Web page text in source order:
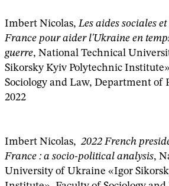
Imbert Nicolas,Les aides sociales
France pour aider l'Ukraine en
guerre, National Technical
Sikorsky Kyiv Polytechnic
Sociology and Law, Department of
2022
Imbert Nicolas, 2022 French
France : a socio-political analysis,
University of Ukraine «Igor